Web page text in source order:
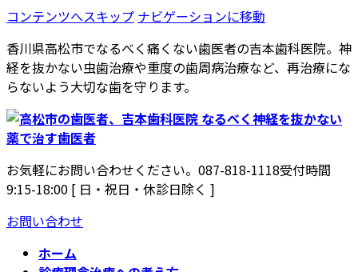
コンテンツへスキップ ナビゲーションに移動
香川県高松市でなるべく痛くない歯医者の吉本歯科医院。神
経を抜かない虫歯治療や重度の歯周病治療など、再治療にな
らないよう大切な歯を守ります。
お気軽にお問い合わせください。 087-818-1118受付時間
9:15-18:00 [ 日・祝日・休診日除く ]
お問い合わせ
ホーム